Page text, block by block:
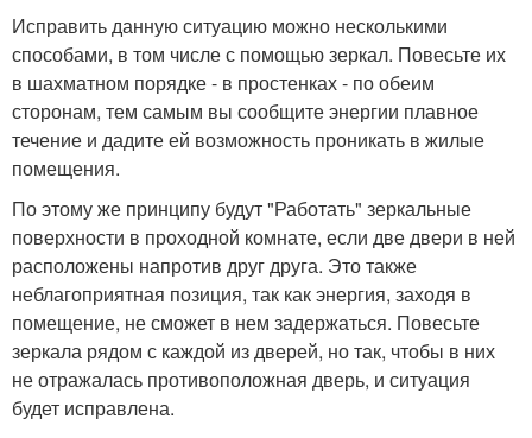
Исправить данную ситуацию можно несколькими
способами, в том числе с помощью зеркал. Повесьте их
в шахматном порядке - в простенках - по обеим
сторонам, тем самым вы сообщите энергии плавное
течение и дадите ей возможность проникать в жилые
помещения.
По этому же принципу будут "Работать" зеркальные
поверхности в проходной комнате, если две двери в ней
расположены напротив друг друга. Это также
неблагоприятная позиция, так как энергия, заходя в
помещение, не сможет в нем задержаться. Повесьте
зеркала рядом с каждой из дверей, но так, чтобы в них
не отражалась противоположная дверь, и ситуация
будет исправлена.